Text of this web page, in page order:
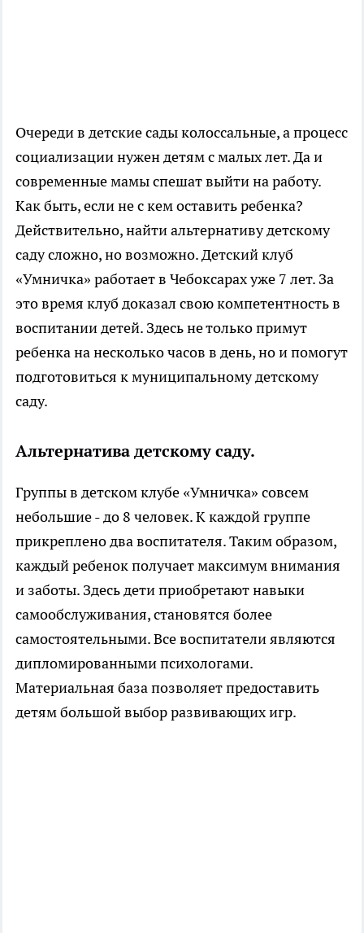
Очереди в детские сады колоссальные, а процесс
социализации нужен детям с малых лет. Да и
современные мамы спешат выйти на работу.
Как быть, если не с кем оставить ребенка?
Действительно, найти альтернативу детскому
саду сложно, но возможно. Детский клуб
«Умничка» работает в Чебоксарах уже 7 лет. За
это время клуб доказал свою компетентность в
воспитании детей. Здесь не только примут
ребенка на несколько часов в день, но и помогут
подготовиться к муниципальному детскому
саду.
Альтернатива детскому саду.
Группы в детском клубе «Умничка» совсем
небольшие - до 8 человек. К каждой группе
прикреплено два воспитателя. Таким образом,
каждый ребенок получает максимум внимания
и заботы. Здесь дети приобретают навыки
самообслуживания, становятся более
самостоятельными. Все воспитатели являются
дипломированными психологами.
Материальная база позволяет предоставить
детям большой выбор развивающих игр.